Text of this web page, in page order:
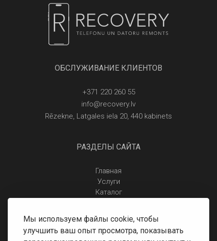
Мы используем файлы cookie, чтобы
улучшить ваш опыт просмотра, показывать
ОБСЛУЖИВАНИЕ КЛИЕНТОВ
+371 220 260 55
info@recovery.lv
Rēzekne, Latgales iela 20, 440 kabinets
РАЗДЕЛЫ САЙТА
Главная
Услуги
Каталог
Правила защиты персональных данных
Доставка и оплата